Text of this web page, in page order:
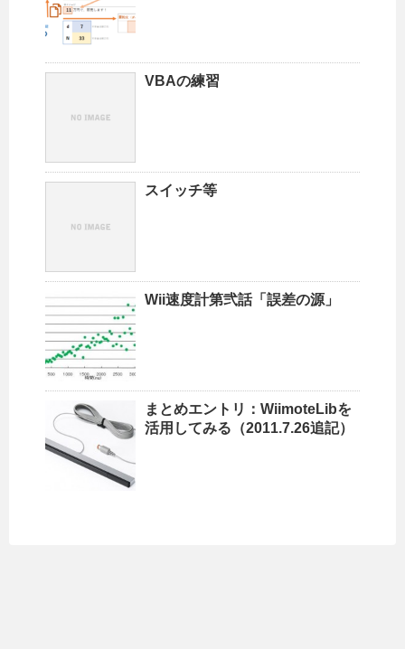
VBAの練習
スイッチ等
Wii速度計第弐話「誤差の源」
まとめエントリ：WiimoteLibを
活用してみる（2011.7.26追記）